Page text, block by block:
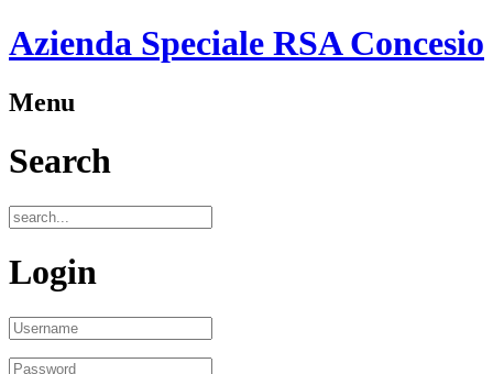
Azienda Speciale RSA Concesio
Menu
Search
Login